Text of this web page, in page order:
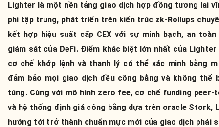
Lighter là một nền tảng giao dịch hợp đồng tương lai
phi tập trung, phát triển trên kiến trúc zk-Rollups
kết hợp hiệu suất cấp CEX với sự minh bạch, an toàn
giám sát của DeFi. Điểm khác biệt lớn nhất của Lighter
cơ chế khớp lệnh và thanh lý có thể xác minh bằng
đảm bảo mọi giao dịch đều công bằng và không thể
túng. Cùng với mô hình zero fee, cơ chế funding peer-
và hệ thống định giá công bằng dựa trên oracle Stork,
hướng tới trở thành chuẩn mực mới của giao dịch phái